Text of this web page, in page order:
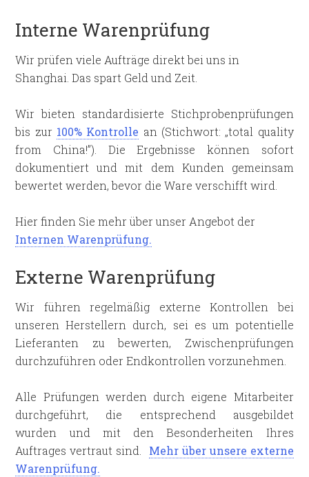
Interne Warenprüfung
Wir prüfen viele Aufträge direkt bei uns in
Shanghai. Das spart Geld und Zeit.
Wir bieten standardisierte Stichprobenprüfungen
bis zur 100% Kontrolle an (Stichwort: „total quality
from China!”). Die Ergebnisse können sofort
dokumentiert und mit dem Kunden gemeinsam
bewertet werden, bevor die Ware verschifft wird.
Hier finden Sie mehr über unser Angebot der
Internen Warenprüfung.
Externe Warenprüfung
Wir führen regelmäßig externe Kontrollen bei
unseren Herstellern durch, sei es um potentielle
Lieferanten zu bewerten, Zwischenprüfungen
durchzuführen oder Endkontrollen vorzunehmen.
Alle Prüfungen werden durch eigene Mitarbeiter
durchgeführt, die entsprechend ausgebildet
wurden und mit den Besonderheiten Ihres
Auftrages vertraut sind. Mehr über unsere externe
Warenprüfung.